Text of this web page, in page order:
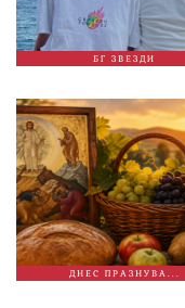
БГ ЗВЕЗДИ
ДНЕС ПРАЗНУВА...